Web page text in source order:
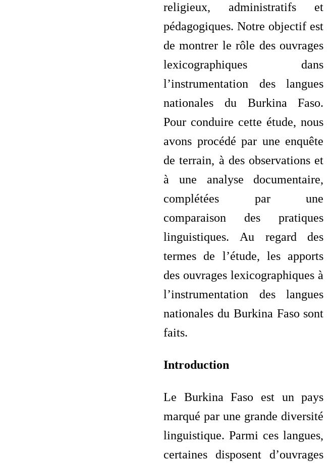
religieux, administratifs et
pédagogiques. Notre objectif est
de montrer le rôle des ouvrages
lexicographiques dans
l’instrumentation des langues
nationales du Burkina Faso.
Pour conduire cette étude, nous
avons procédé par une enquête
de terrain, à des observations et
à une analyse documentaire,
complétées par une
comparaison des pratiques
linguistiques. Au regard des
termes de l’étude, les apports
des ouvrages lexicographiques à
l’instrumentation des langues
nationales du Burkina Faso sont
faits.
Introduction
Le Burkina Faso est un pays
marqué par une grande diversité
linguistique. Parmi ces langues,
certaines disposent d’ouvrages